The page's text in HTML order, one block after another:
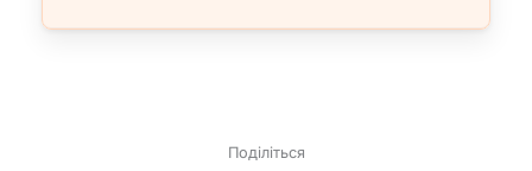
Поділіться